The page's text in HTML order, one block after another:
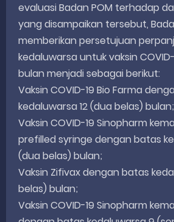
evaluasi Badan POM terhadap
yang disampaikan tersebut,
memberikan persetujuan
kedaluwarsa untuk vaksin
bulan menjadi sebagai berikut:
Vaksin COVID-19 Bio Farma
kedaluwarsa 12 (dua belas) bulan;
Vaksin COVID-19 Sinopharm
prefilled syringe dengan batas
(dua belas) bulan;
Vaksin Zifivax dengan batas
belas) bulan;
Vaksin COVID-19 Sinopharm